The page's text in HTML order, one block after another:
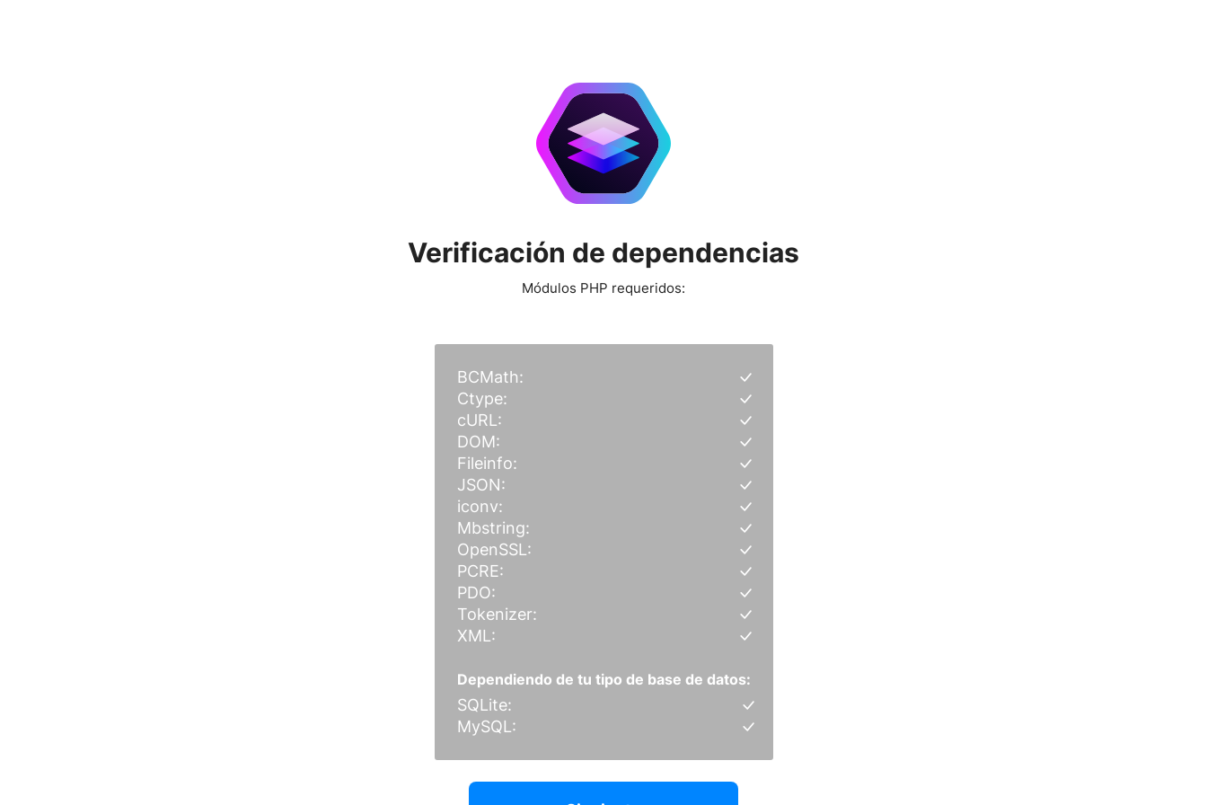
Verificación de dependencias
Módulos PHP requeridos:
BCMath:
Ctype:
cURL:
DOM:
Fileinfo:
JSON:
iconv:
Mbstring:
OpenSSL:
PCRE:
PDO:
Tokenizer:
XML:
Dependiendo de tu tipo de base de datos:
SQLite:
MySQL: